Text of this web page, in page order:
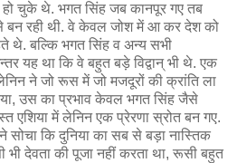
हो चुके थे. भगत सिंह जब कानपूर गए तब
बन रही थी. वे केवल जोश में आ कर देश को
थे. बल्कि भगत सिंह व अन्य सभी
यह था कि वे बहुत बड़े विद्वान् भी थे. एक
ने जो रूस में जो मजदूरों की क्रांति ला
उस का प्रभाव केवल भगत सिंह जैसे
एशिया में लेनिन एक प्रेरणा स्रोत बन गए.
सोचा कि दुनिया का सब से बड़ा नास्तिक
भी देवता की पूजा नहीं करता था, रूसी बहुत